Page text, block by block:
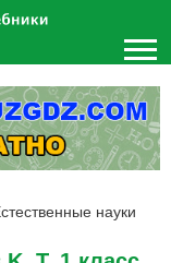
науки